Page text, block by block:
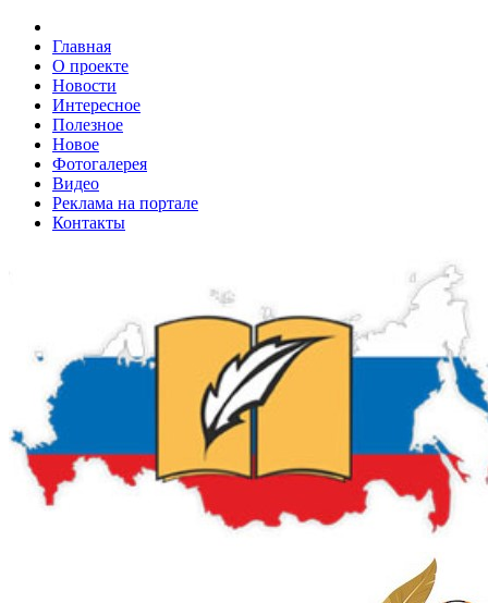
Главная
О проекте
Новости
Интересное
Полезное
Новое
Фотогалерея
Видео
Реклама на портале
Контакты